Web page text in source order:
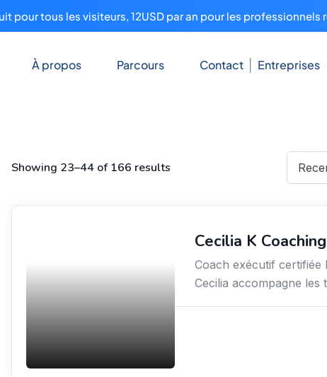
pour tous les visiteurs, 12USD par an pour les professionnels
À propos Parcours Contact Entreprises
Showing 23–44 of 166 results
Cecilia K Coaching
Coach exécutif certifiée
Cecilia accompagne les